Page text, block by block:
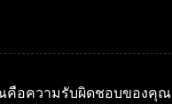
คือความรับผิดชอบของคุณ